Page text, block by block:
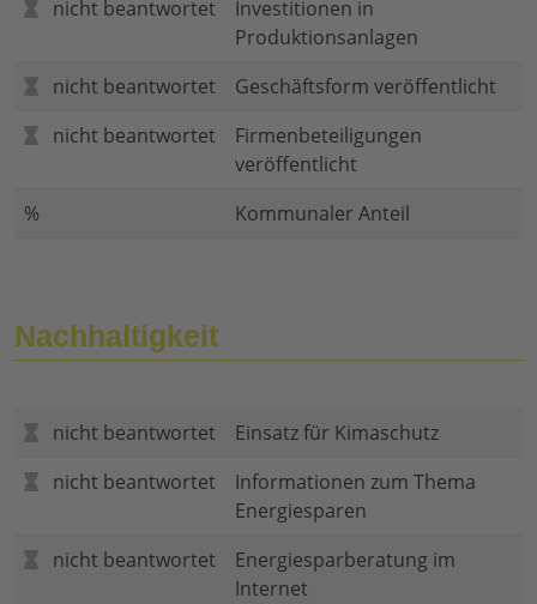
nicht beantwortet
Investitionen in
Produktionsanlagen
nicht beantwortet
Geschäftsform veröffentlicht
nicht beantwortet
Firmenbeteiligungen
veröffentlicht
%
Kommunaler Anteil
Nachhaltigkeit
nicht beantwortet
Einsatz für Kimaschutz
nicht beantwortet
Informationen zum Thema
Energiesparen
nicht beantwortet
Energiesparberatung im
Internet